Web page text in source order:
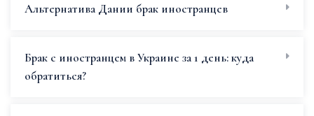
Альтернатива Дании брак иностранцев
Брак с иностранцем в Украине за 1 день: куда
обратиться?